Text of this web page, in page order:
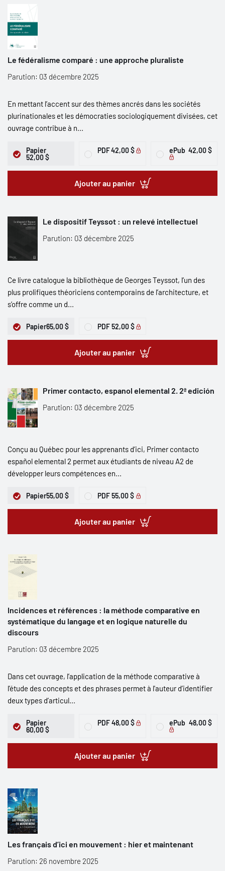
Le fédéralisme comparé : une approche pluraliste
Parution: 03 décembre 2025
En mettant l’accent sur des thèmes ancrés dans les sociétés
plurinationales et les démocraties sociologiquement divisées, cet
ouvrage contribue à n...
Papier
52,00 $
PDF42,00 $ ePub 42,00 $
Ajouter au panier
Le dispositif Teyssot : un relevé intellectuel
Parution: 03 décembre 2025
Ce livre catalogue la bibliothèque de Georges Teyssot, l’un des
plus prolifiques théoriciens contemporains de l’architecture, et
s’offre comme un d...
Papier65,00 $ PDF52,00 $
Ajouter au panier
Primer contacto, espanol elemental 2. 2ª edición
Parution: 03 décembre 2025
Conçu au Québec pour les apprenants d’ici, Primer contacto
español elemental 2 permet aux étudiants de niveau A2 de
développer leurs compétences en...
Papier55,00 $ PDF 55,00 $
Ajouter au panier
Incidences et références : la méthode comparative en
systématique du langage et en logique naturelle du
discours
Parution: 03 décembre 2025
Dans cet ouvrage, l’application de la méthode comparative à
l’étude des concepts et des phrases permet à l'auteur d’identifier
deux types d’articul...
Papier
60,00 $
PDF48,00 $ ePub 48,00 $
Ajouter au panier
Les français d’ici en mouvement : hier et maintenant
Parution: 26 novembre 2025